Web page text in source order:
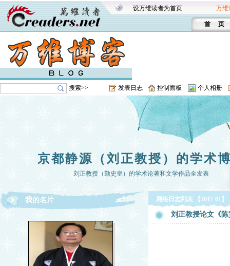
设万维读者为首页 万维
首 页
搜索>> 发表日志 控制面板 个人相册
京都静源（刘正教授）的学术
刘正教授（勤史皇）的学术论著和文学作品全发表
我的名片 网络日志列表 【2017-01】
刘正教授论文《